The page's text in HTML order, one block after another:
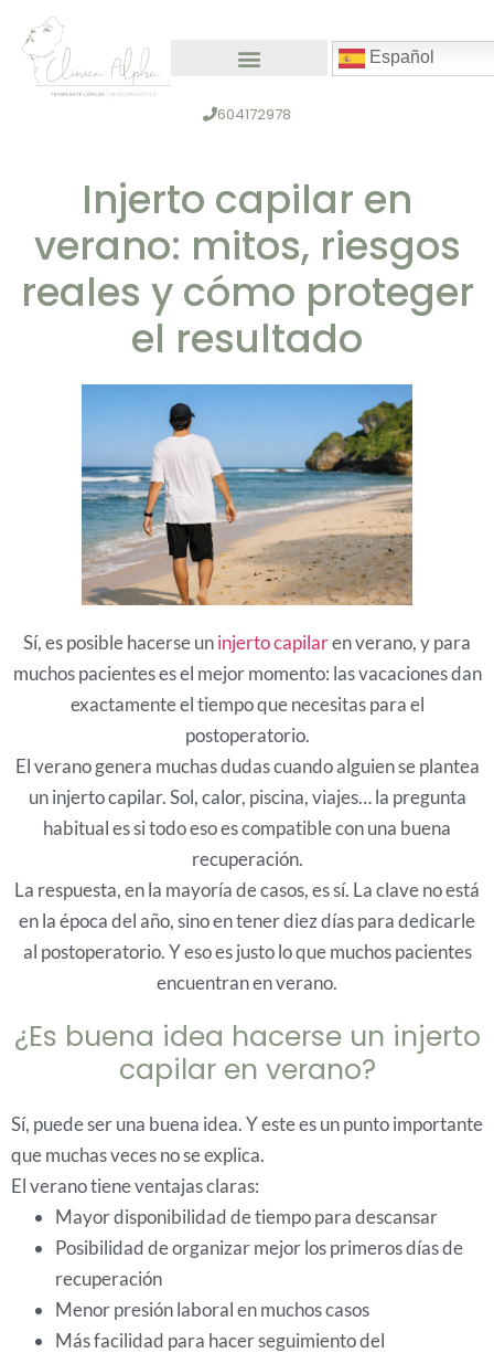
Español
604172978
Injerto capilar en
verano: mitos, riesgos
reales y cómo proteger
el resultado
Sí, es posible hacerse uninjerto capilaren verano, y para
muchos pacientes es el mejor momento: las vacaciones dan
exactamente el tiempo que necesitas para el
postoperatorio.
El verano genera muchas dudas cuando alguien se plantea
un injerto capilar. Sol, calor, piscina, viajes… la pregunta
habitual es si todo eso es compatible con una buena
recuperación.
La respuesta, en la mayoría de casos, es sí. La clave no está
en la época del año, sino en tener diez días para dedicarle
al postoperatorio. Y eso es justo lo que muchos pacientes
encuentran en verano.
¿Es buena idea hacerse un injerto
capilar en verano?
Sí, puede ser una buena idea. Y este es un punto importante
que muchas veces no se explica.
El verano tiene ventajas claras:
Mayor disponibilidad de tiempo para descansar
Posibilidad de organizar mejor los primeros días de
recuperación
Menor presión laboral en muchos casos
Más facilidad para hacer seguimiento del